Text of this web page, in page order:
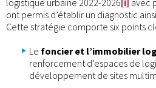
ont permis d’établir un diagnostic
Cette stratégie comporte six points
Le foncier et l’immobilier
renforcement d’espaces de
développement de sites